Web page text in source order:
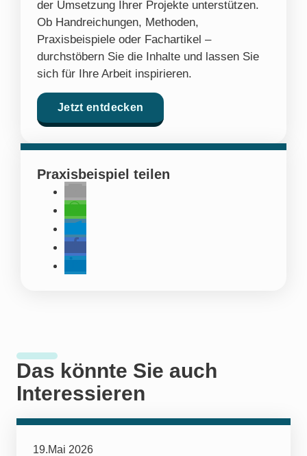
der Umsetzung Ihrer Projekte unterstützen.
Ob Handreichungen, Methoden,
Praxisbeispiele oder Fachartikel –
durchstöbern Sie die Inhalte und lassen Sie
sich für Ihre Arbeit inspirieren.
Jetzt entdecken
Praxisbeispiel teilen
Das könnte Sie auch
Interessieren
19.Mai 2026